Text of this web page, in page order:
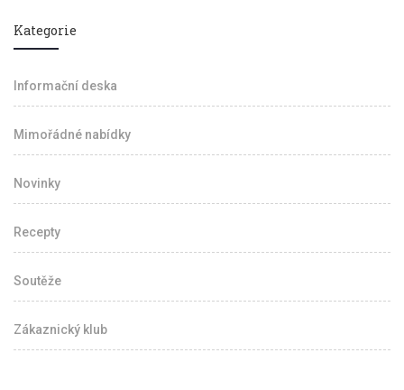
Kategorie
Informační deska
Mimořádné nabídky
Novinky
Recepty
Soutěže
Zákaznický klub